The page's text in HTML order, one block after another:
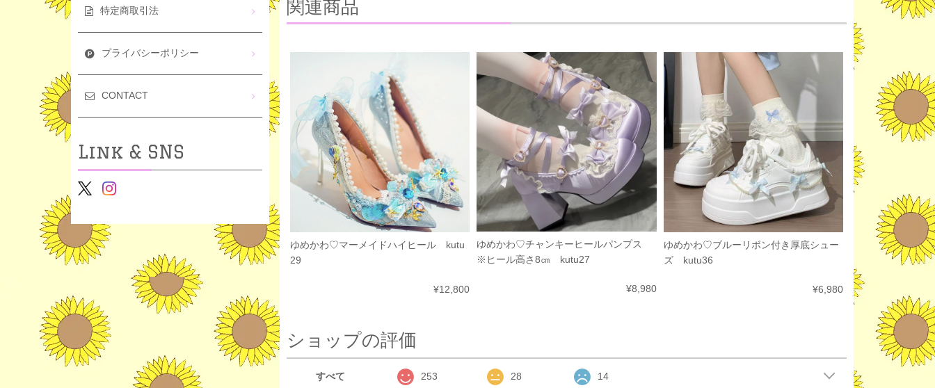
関連商品
ゆめかわ♡マーメイドハイヒール kutu
29
¥12,800
ゆめかわ♡チャンキーヒールパンプス
※ヒール高さ8㎝ kutu27
¥8,980
ゆめかわ♡ブルーリボン付き厚底シュー
ズ kutu36
¥6,980
ショップの評価
すべて 253 28 14
特定商取引法
プライバシーポリシー
CONTACT
Link & SNS